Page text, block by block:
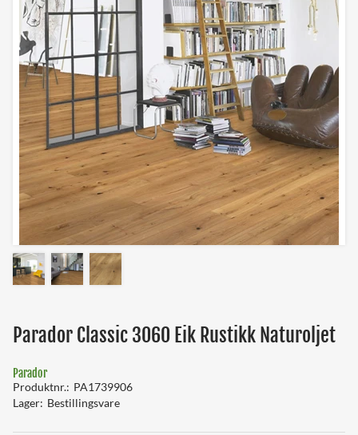
Parador Classic 3060 Eik Rustikk Naturoljet
Parador
Produktnr. PA1739906
Lager Bestillingsvare